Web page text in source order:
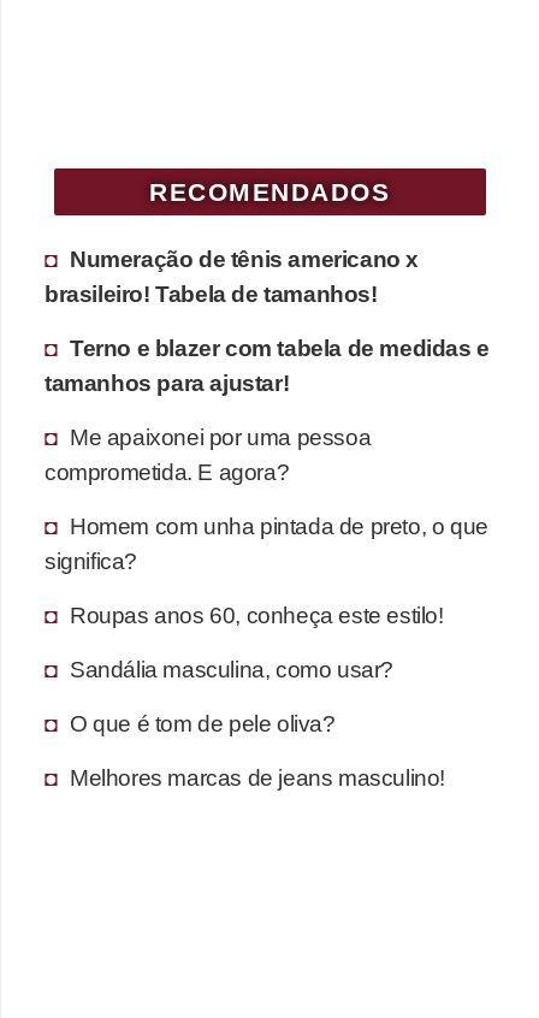
RECOMENDADOS
Numeração de tênis americano x
brasileiro! Tabela de tamanhos!
Terno e blazer com tabela de medidas e
tamanhos para ajustar!
Me apaixonei por uma pessoa
comprometida. E agora?
Homem com unha pintada de preto, o que
significa?
Roupas anos 60, conheça este estilo!
Sandália masculina, como usar?
O que é tom de pele oliva?
Melhores marcas de jeans masculino!
í
s
i
o
s
E
s
t
é
i
c
x